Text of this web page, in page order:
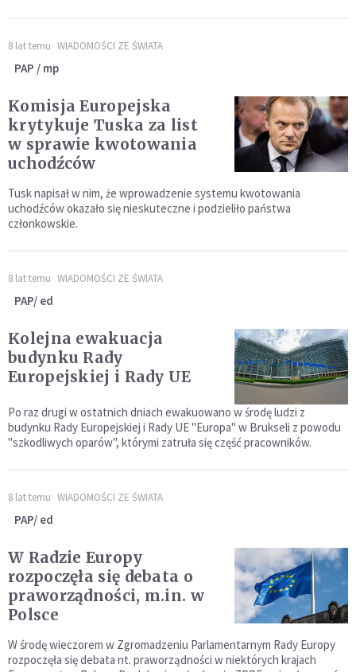
8 lat temu WIADOMOŚCI ZE ŚWIATA
PAP / mp
Komisja Europejska
krytykuje Tuska za list
w sprawie kwotowania
uchodźców
Tusk napisał w nim, że wprowadzenie systemu kwotowania
uchodźców okazało się nieskuteczne i podzieliło państwa
członkowskie.
8 lat temu WIADOMOŚCI ZE ŚWIATA
PAP/ ed
Kolejna ewakuacja
budynku Rady
Europejskiej i Rady UE
Po raz drugi w ostatnich dniach ewakuowano w środę ludzi z
budynku Rady Europejskiej i Rady UE "Europa" w Brukseli z powodu
"szkodliwych oparów", którymi zatruła się część pracowników.
8 lat temu WIADOMOŚCI ZE ŚWIATA
PAP/ ed
W Radzie Europy
rozpoczęła się debata o
praworządności, m.in. w
Polsce
W środę wieczorem w Zgromadzeniu Parlamentarnym Rady Europy
rozpoczęła się debata nt. praworządności w niektórych krajach